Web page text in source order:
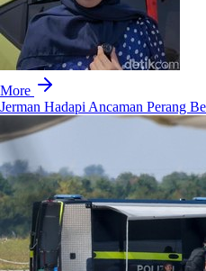
More
Jerman Hadapi Ancaman Perang